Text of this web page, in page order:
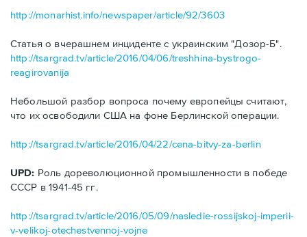
http://monarhist.info/newspaper/article/92/3603
Статья о вчерашнем инциденте с украинским "Дозор-Б".
http://tsargrad.tv/article/2016/04/06/treshhina-bystrogo-
reagirovanija
Небольшой разбор вопроса почему европейцы считают,
что их освободили США на фоне Берлинской операции.
http://tsargrad.tv/article/2016/04/22/cena-bitvy-za-berlin
UPD: Роль дореволюционной промышленности в победе
СССР в 1941-45 гг.
http://tsargrad.tv/article/2016/05/09/nasledie-rossijskoj-imperii-
v-velikoj-otechestvennoj-vojne